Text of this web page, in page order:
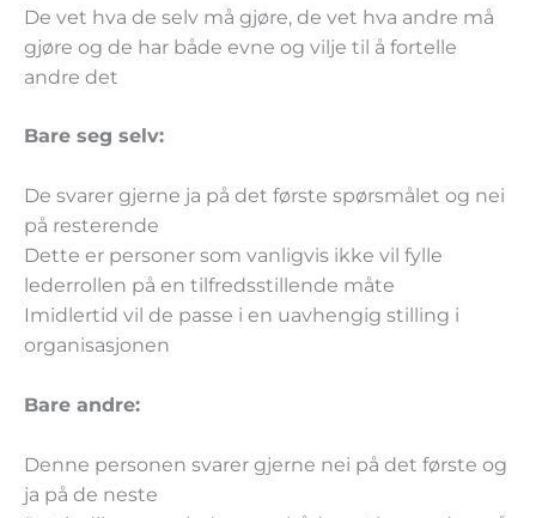
De vet hva de selv må gjøre, de vet hva andre må
gjøre og de har både evne og vilje til å fortelle
andre det
Bare seg selv:
De svarer gjerne ja på det første spørsmålet og nei
på resterende
Dette er personer som vanligvis ikke vil fylle
lederrollen på en tilfredsstillende måte
Imidlertid vil de passe i en uavhengig stilling i
organisasjonen
Bare andre:
Denne personen svarer gjerne nei på det første og
ja på de neste